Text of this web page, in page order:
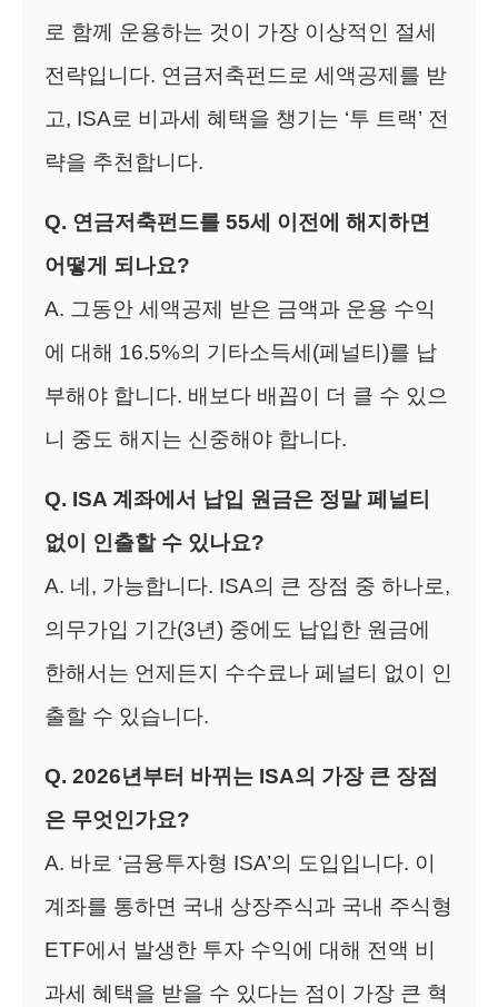
로 함께 운용하는 것이 가장 이상적인 절세
전략입니다. 연금저축펀드로 세액공제를 받
고, ISA로 비과세 혜택을 챙기는 ‘투 트랙’ 전
략을 추천합니다.
Q. 연금저축펀드를 55세 이전에 해지하면
어떻게 되나요?
A. 그동안 세액공제 받은 금액과 운용 수익
에 대해 16.5%의 기타소득세(페널티)를 납
부해야 합니다. 배보다 배꼽이 더 클 수 있으
니 중도 해지는 신중해야 합니다.
Q. ISA 계좌에서 납입 원금은 정말 페널티
없이 인출할 수 있나요?
A. 네, 가능합니다. ISA의 큰 장점 중 하나로,
의무가입 기간(3년) 중에도 납입한 원금에
한해서는 언제든지 수수료나 페널티 없이 인
출할 수 있습니다.
Q. 2026년부터 바뀌는 ISA의 가장 큰 장점
은 무엇인가요?
A. 바로 ‘금융투자형 ISA’의 도입입니다. 이
계좌를 통하면 국내 상장주식과 국내 주식형
ETF에서 발생한 투자 수익에 대해 전액 비
과세 혜택을 받을 수 있다는 점이 가장 큰 혁